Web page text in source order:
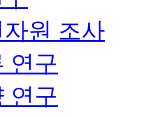
원 조사
연구
연구